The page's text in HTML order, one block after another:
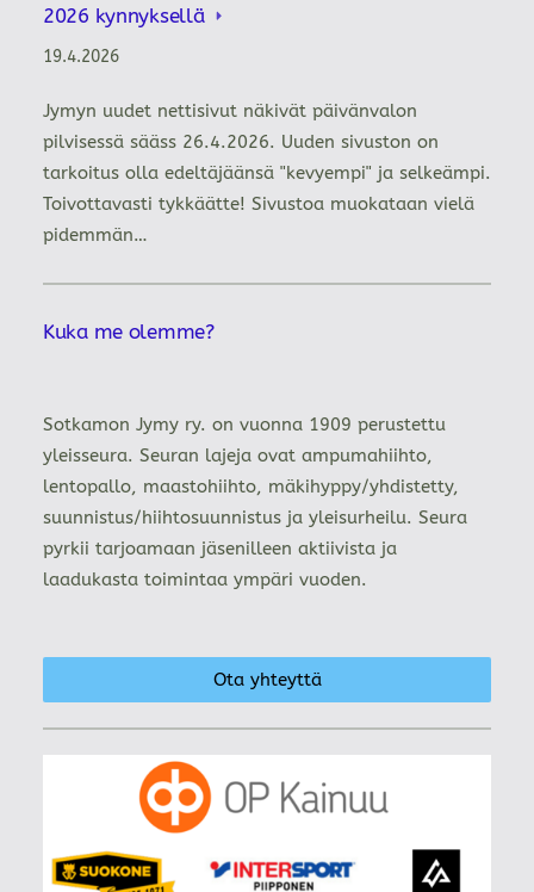
2026 kynnyksellä
19.4.2026
Jymyn uudet nettisivut näkivät päivänvalon
pilvisessä sääss 26.4.2026. Uuden sivuston on
tarkoitus olla edeltäjäänsä "kevyempi" ja selkeämpi.
Toivottavasti tykkäätte! Sivustoa muokataan vielä
pidemmän…
Kuka me olemme?
Sotkamon Jymy ry. on vuonna 1909 perustettu
yleisseura. Seuran lajeja ovat ampumahiihto,
lentopallo, maastohiihto, mäkihyppy/yhdistetty,
suunnistus/hiihtosuunnistus ja yleisurheilu. Seura
pyrkii tarjoamaan jäsenilleen aktiivista ja
laadukasta toimintaa ympäri vuoden.
Ota yhteyttä